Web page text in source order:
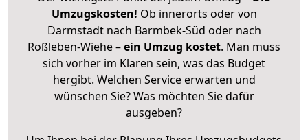
Umzugskosten! Ob innerorts oder von
Darmstadt nach Barmbek-Süd oder nach
Roßleben-Wiehe –ein Umzug kostet. Man muss
sich vorher im Klaren sein, was das Budget
hergibt. Welchen Service erwarten und
wünschen Sie? Was möchten Sie dafür
ausgeben?